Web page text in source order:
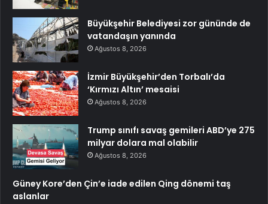
Büyükşehir Belediyesi zor gününde de
vatandaşın yanında
Ağustos 8, 2026
İzmir Büyükşehir’den Torbalı’da
‘Kırmızı Altın’ mesaisi
Ağustos 8, 2026
Trump sınıfı savaş gemileri ABD’ye 275
milyar dolara mal olabilir
Ağustos 8, 2026
Güney Kore’den Çin’e iade edilen Qing dönemi taş
aslanlar